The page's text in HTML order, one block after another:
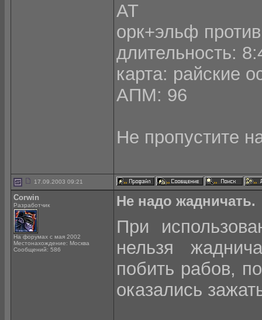
АТ
орк+эльф
длительность:
карта: райские
АПМ: 96
Не пропустите
17.09.2003 09:21
Corwin
Разработчик
На форумах с мая 2002
Местонахождение: Москва
Сообщений: 586
Не надо жадничать.
При
нельзя
побить рабов,
оказались